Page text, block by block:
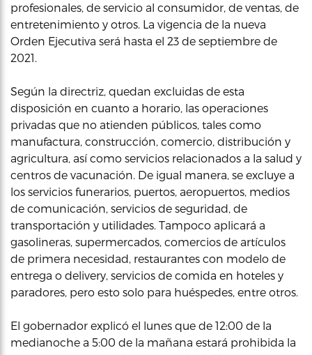
profesionales, de servicio al consumidor, de ventas, de
entretenimiento y otros. La vigencia de la nueva
Orden Ejecutiva será hasta el 23 de septiembre de
2021.
Según la directriz, quedan excluidas de esta
disposición en cuanto a horario, las operaciones
privadas que no atienden públicos, tales como
manufactura, construcción, comercio, distribución y
agricultura, así como servicios relacionados a la salud y
centros de vacunación. De igual manera, se excluye a
los servicios funerarios, puertos, aeropuertos, medios
de comunicación, servicios de seguridad, de
transportación y utilidades. Tampoco aplicará a
gasolineras, supermercados, comercios de artículos
de primera necesidad, restaurantes con modelo de
entrega o delivery, servicios de comida en hoteles y
paradores, pero esto solo para huéspedes, entre otros.
El gobernador explicó el lunes que de 12:00 de la
medianoche a 5:00 de la mañana estará prohibida la